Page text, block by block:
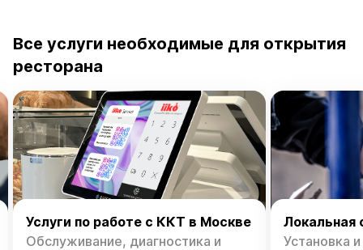
Услуги по работе с ККТ в Москве
Обслуживание, диагностика и
ремонт контрольно-кассовой
техники для клиентов iiko Service
Установка
систем
Работаем с